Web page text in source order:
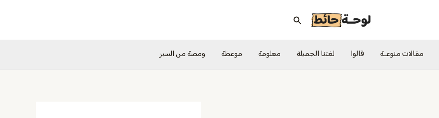
البحث
مقالات منوعــة قالوا لغتنا الجميلة معلومة موعظة ومضة من السير